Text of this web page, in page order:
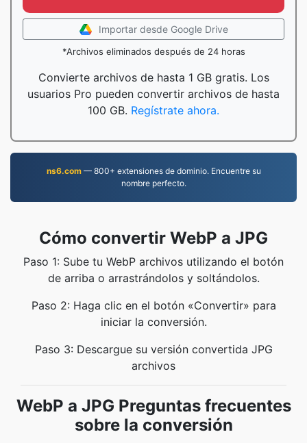
Importar desde Google Drive
*Archivos eliminados después de 24 horas
Convierte archivos de hasta 1 GB gratis. Los
usuarios Pro pueden convertir archivos de hasta
100 GB. Regístrate ahora.
ns6.com— 800+ extensiones de dominio. Encuentre su
nombre perfecto.
Cómo convertir WebP a JPG
Paso 1: Sube tu WebP archivos utilizando el botón
de arriba o arrastrándolos y soltándolos.
Paso 2: Haga clic en el botón «Convertir» para
iniciar la conversión.
Paso 3: Descargue su versión convertida JPG
archivos
WebP a JPG Preguntas frecuentes
sobre la conversión